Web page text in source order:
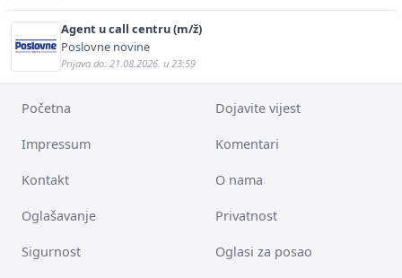
Agent u call centru (m/ž)
Poslovne novine
Prijava do: 21.08.2026. u 23:59
Početna Dojavite vijest
Impressum Komentari
Kontakt O nama
Oglašavanje Privatnost
Sigurnost Oglasi za posao